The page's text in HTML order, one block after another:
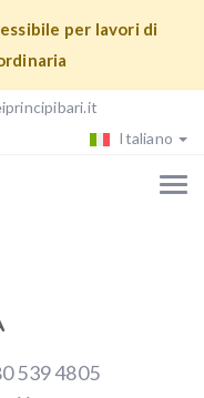
per lavori di
Italiano
539 4805